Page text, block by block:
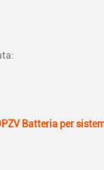
Batteria per